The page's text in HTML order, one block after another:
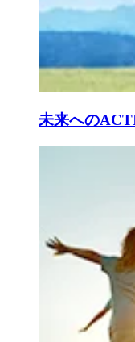
未来への